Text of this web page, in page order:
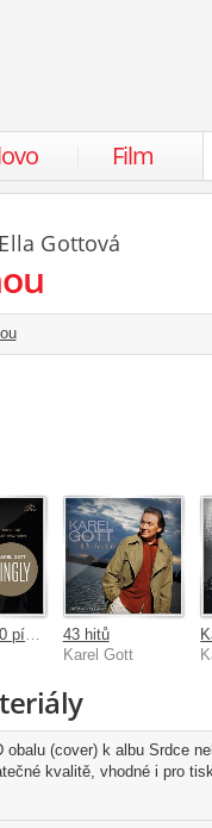
Film
Gottová
43 hitů
Karel Gott
obalu (cover) k albu Srdce
kvalitě, vhodné i pro tisk.